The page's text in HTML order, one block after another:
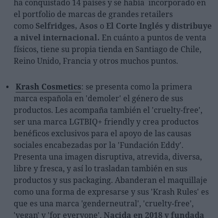
ha conquistado 14 países y se había incorporado en
el portfolio de marcas de grandes retailers
como Selfridges, Asos o El Corte Inglés y distribuye
a nivel internacional. En cuánto a puntos de venta
físicos, tiene su propia tienda en Santiago de Chile,
Reino Unido, Francia y otros muchos puntos.
Krash Cosmetics: se presenta como la primera
marca española en 'demoler' el género de sus
productos. Les acompaña también el 'cruelty-free',
ser una marca LGTBIQ+ friendly y crea productos
benéficos exclusivos para el apoyo de las causas
sociales encabezadas por la 'Fundación Eddy'.
Presenta una imagen disruptiva, atrevida, diversa,
libre y fresca, y así lo trasladan también en sus
productos y sus packaging. Abanderan el maquillaje
como una forma de expresarse y sus 'Krash Rules' es
que es una marca 'genderneutral', 'cruelty-free',
'vegan' y 'for everyone'. Nacida en 2018 y fundada